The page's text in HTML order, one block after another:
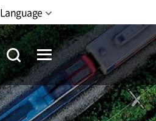
Language